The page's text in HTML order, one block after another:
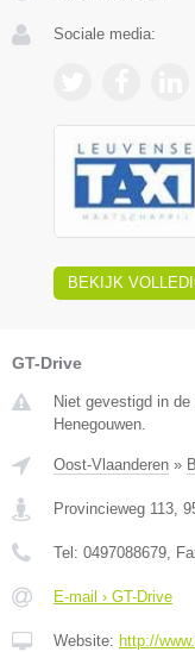
Sociale media:
BEKIJK
GT-Drive
Niet gevestigd in
Henegouwen.
Oost-Vlaanderen »
Provincieweg 113,
Tel: 0497088679,
E-mail › GT-Drive
Website: http://